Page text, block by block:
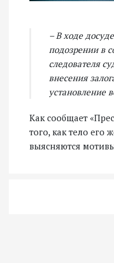
– В ходе
подозрении в
следователя
внесения
установление
Как сообщает
того, как тело его
выясняются